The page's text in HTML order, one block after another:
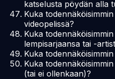
katselusta pöydän alla
Kuka
videopelissä?
Kuka
lempisarjaansa tai -
Kuka
Kuka
(tai ei ollenkaan)?